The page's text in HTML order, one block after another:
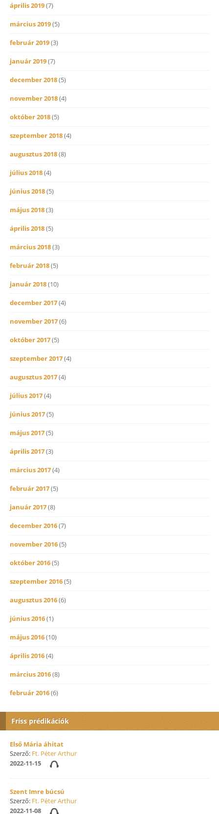
április 2019(7)
március 2019(5)
február 2019(3)
január 2019(7)
december 2018(5)
november 2018(4)
október 2018(5)
szeptember 2018(4)
augusztus 2018(8)
július 2018(4)
június 2018(5)
május 2018(3)
április 2018(5)
március 2018(3)
február 2018(5)
január 2018(10)
december 2017(4)
november 2017(6)
október 2017(5)
szeptember 2017(4)
augusztus 2017(4)
július 2017(4)
június 2017(5)
május 2017(5)
április 2017(3)
március 2017(4)
február 2017(5)
január 2017(8)
december 2016(7)
november 2016(5)
október 2016(5)
szeptember 2016(5)
augusztus 2016(6)
június 2016(1)
május 2016(10)
április 2016(4)
március 2016(8)
február 2016(6)
Friss prédikációk
Első Mária áhitat
Szerző: Ft. Péter Arthur
2022-11-15
Szent Imre búcsú
Szerző: Ft. Péter Arthur
2022-11-08